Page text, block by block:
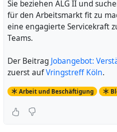
Sie beziehen ALG II und
für den Arbeitsmarkt fit zu
eine engagierte Servicekraft
Teams.
Der Beitrag Jobangebot:
zuerst aufVringstreff Köln.
Arbeit und Beschäftigung